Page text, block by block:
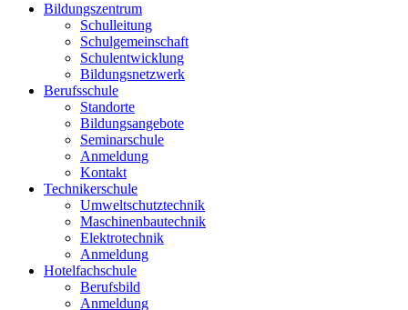
Bildungszentrum
Schulleitung
Schulgemeinschaft
Schulentwicklung
Bildungsnetzwerk
Berufsschule
Standorte
Bildungsangebote
Seminarschule
Anmeldung
Kontakt
Technikerschule
Umweltschutztechnik
Maschinenbautechnik
Elektrotechnik
Anmeldung
Hotelfachschule
Berufsbild
Anmeldung